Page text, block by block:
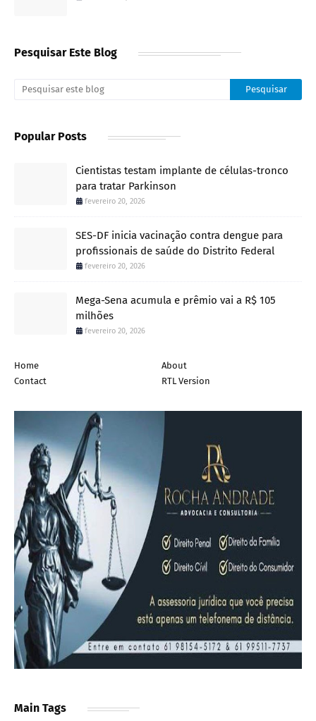
Pesquisar Este Blog
Popular Posts
Cientistas testam implante de células-tronco
para tratar Parkinson
fevereiro 20, 2026
SES-DF inicia vacinação contra dengue para
profissionais de saúde do Distrito Federal
fevereiro 20, 2026
Mega-Sena acumula e prêmio vai a R$ 105
milhões
fevereiro 20, 2026
Home
About
Contact
RTL Version
Main Tags